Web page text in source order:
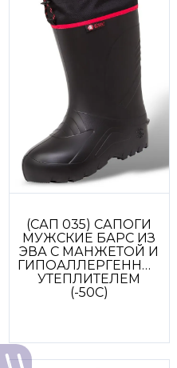
(САП 035) САПОГИ
МУЖСКИЕ БАРС ИЗ
ЭВА С МАНЖЕТОЙ И
ГИПОАЛЛЕРГЕННЫМ
УТЕПЛИТЕЛЕМ
(-50С)